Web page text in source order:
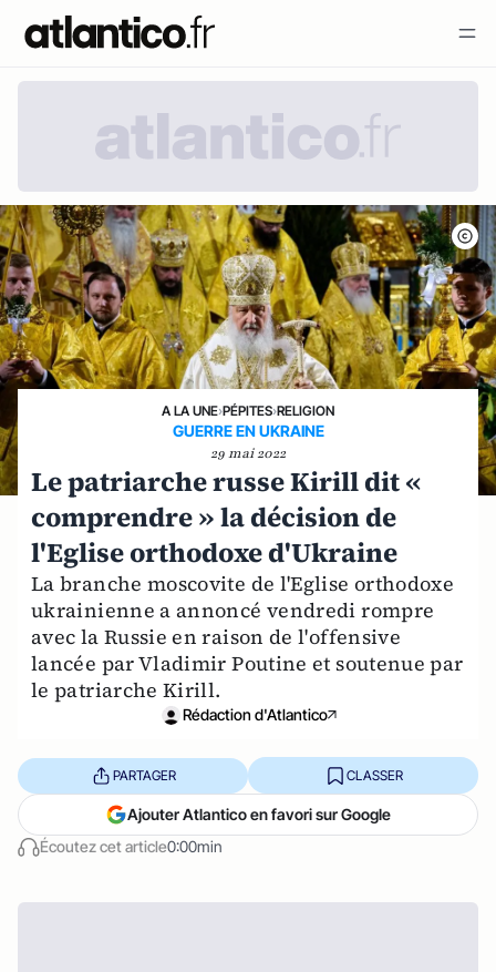
A LA UNE›PÉPITES›RELIGION
GUERRE EN UKRAINE
29 mai 2022
Le patriarche russe Kirill dit «
comprendre » la décision de
l'Eglise orthodoxe d'Ukraine
La branche moscovite de l'Eglise orthodoxe
ukrainienne a annoncé vendredi rompre
avec la Russie en raison de l'offensive
lancée par Vladimir Poutine et soutenue par
le patriarche Kirill.
Rédaction d'Atlantico
Écoutez cet article0:00min
PARTAGER CLASSER
Ajouter Atlantico en favori sur Google